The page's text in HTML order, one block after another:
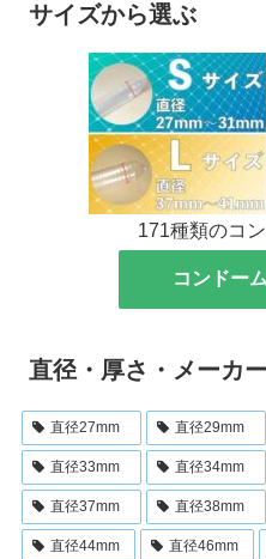
サイズから選ぶ
171種類のコ
コンドー
直径・厚さ・メーカ
直径27mm 直径29mm
直径33mm 直径34mm
直径37mm 直径38mm
直径44mm 直径46mm